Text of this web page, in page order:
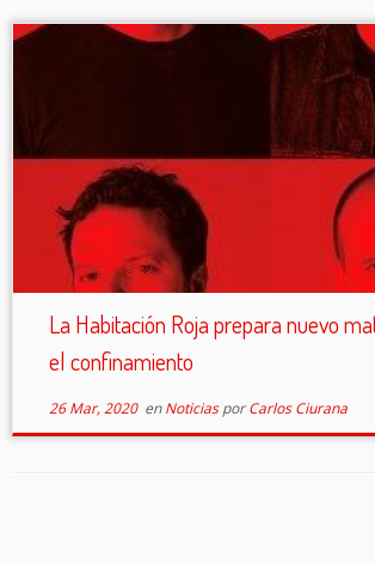
La Habitación Roja prepara nuevo
el confinamiento
26 Mar, 2020enNoticiasporCarlos Ciurana